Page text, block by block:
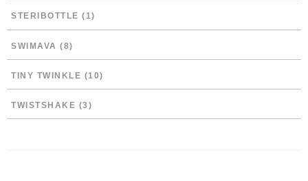
STERIBOTTLE (1)
SWIMAVA (8)
TINY TWINKLE (10)
TWISTSHAKE (3)